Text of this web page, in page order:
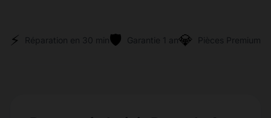
⚡ Réparation en 30 min🛡️ Garantie 1 an💎 Pièces Premium